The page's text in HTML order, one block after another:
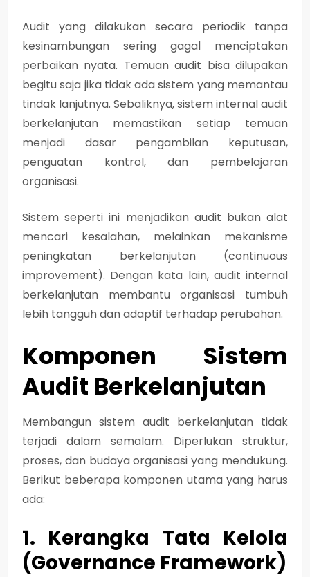
Audit yang dilakukan secara periodik tanpa
kesinambungan sering gagal menciptakan
perbaikan nyata. Temuan audit bisa dilupakan
begitu saja jika tidak ada sistem yang memantau
tindak lanjutnya. Sebaliknya, sistem internal audit
berkelanjutan memastikan setiap temuan
menjadi dasar pengambilan keputusan,
penguatan kontrol, dan pembelajaran
organisasi.
Sistem seperti ini menjadikan audit bukan alat
mencari kesalahan, melainkan mekanisme
peningkatan berkelanjutan (continuous
improvement). Dengan kata lain, audit internal
berkelanjutan membantu organisasi tumbuh
lebih tangguh dan adaptif terhadap perubahan.
Komponen Sistem
Audit Berkelanjutan
Membangun sistem audit berkelanjutan tidak
terjadi dalam semalam. Diperlukan struktur,
proses, dan budaya organisasi yang mendukung.
Berikut beberapa komponen utama yang harus
ada:
1. Kerangka Tata Kelola
(Governance Framework)